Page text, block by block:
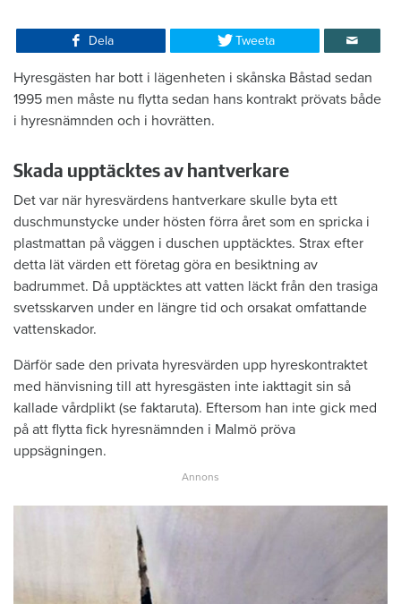
Dela Tweeta
Hyresgästen har bott i lägenheten i skånska Båstad sedan
1995 men måste nu flytta sedan hans kontrakt prövats både
i hyresnämnden och i hovrätten.
Skada upptäcktes av hantverkare
Det var när hyresvärdens hantverkare skulle byta ett
duschmunstycke under hösten förra året som en spricka i
plastmattan på väggen i duschen upptäcktes. Strax efter
detta lät värden ett företag göra en besiktning av
badrummet. Då upptäcktes att vatten läckt från den trasiga
svetsskarven under en längre tid och orsakat omfattande
vattenskador.
Därför sade den privata hyresvärden upp hyreskontraktet
med hänvisning till att hyresgästen inte iakttagit sin så
kallade vårdplikt (se faktaruta). Eftersom han inte gick med
på att flytta fick hyresnämnden i Malmö pröva
uppsägningen.